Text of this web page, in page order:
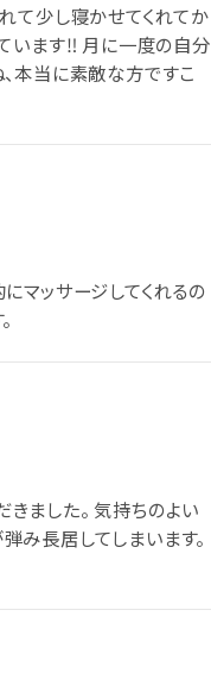
て少し寝かせてくれてか
ています‼︎ 月に一度の自分
本当に素敵な方ですこ
マッサージしてくれるの
ました。 気持ちのよい
み長居してしまいます。